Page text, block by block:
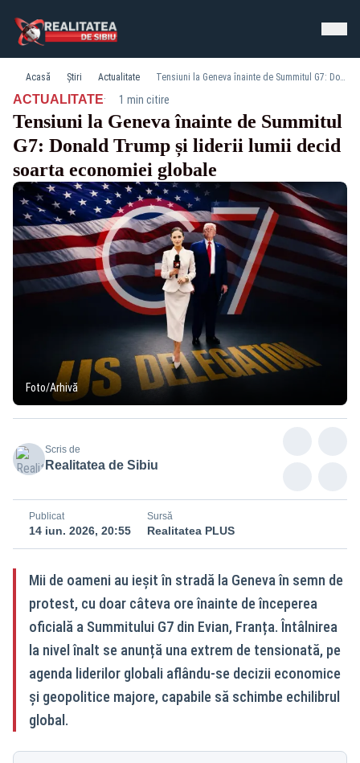
Acasă Știri Actualitate Tensiuni la Geneva înainte de Summitul G7: Donald Trump și liderii lumii decid soarta economiei globale
ACTUALITATE· 1 min citire
Tensiuni la Geneva înainte de Summitul
G7: Donald Trump și liderii lumii decid
soarta economiei globale
Foto/Arhivă
Scris de
Realitatea de Sibiu
Publicat
14 iun. 2026, 20:55
Sursă
Realitatea PLUS
Mii de oameni au ieșit în stradă la Geneva în semn de
protest, cu doar câteva ore înainte de începerea
oficială a Summitului G7 din Evian, Franța. Întâlnirea
la nivel înalt se anunță una extrem de tensionată, pe
agenda liderilor globali aflându-se decizii economice
și geopolitice majore, capabile să schimbe echilibrul
global.